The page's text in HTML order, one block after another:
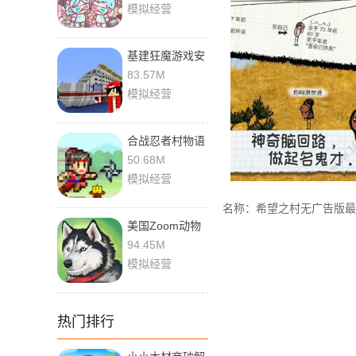
模拟经营
基建狂魔游戏安
卓
83.57M
模拟经营
合战忍者村物语
最新版
50.68M
模拟经营
美国Zoom动物
手机版中文
94.45M
模拟经营
热门排行
名称：希望之村无广告版